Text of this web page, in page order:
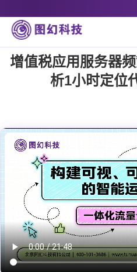
诚邀全国
增值税应用服务器
析1小时定位